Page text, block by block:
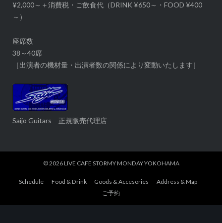
¥2,000～＋消費税・ご飲食代（DRINK ¥650～・FOOD ¥400
～）
座席数
38～40席
［出演者の機材量・出演者数の関係により変動いたします］
Saijo Guitars 正規販売代理店
© 2026LIVE CAFE STORMY MONDAY YOKOHAMA
Schedule Food & Drink Goods & Accesories
Address & Map
ご予約